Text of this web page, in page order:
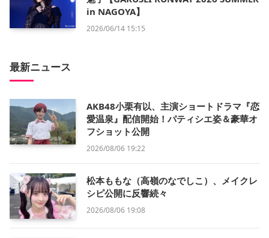
in NAGOYA】
2026/06/14 15:15
最新ニュース
AKB48小栗有以、主演ショートドラマ『恋
愛温泉』配信開始！パティシエ姿＆豪華オ
フショット公開
2026/08/06 19:22
松本ももな（高嶺のなでしこ）、メイクレ
シピ公開に反響続々
2026/08/06 19:08